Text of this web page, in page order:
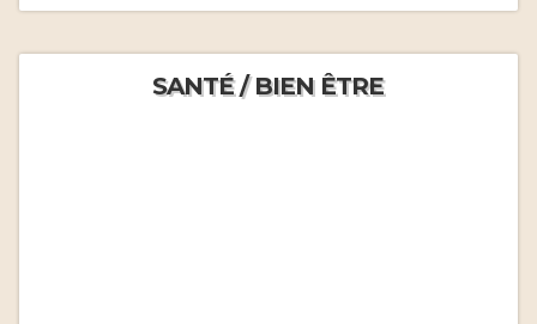
SANTÉ / BIEN ÊTRE